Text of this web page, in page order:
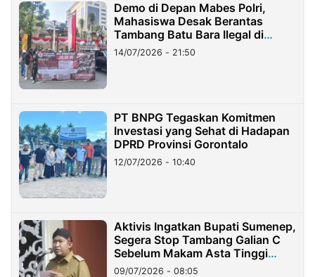
Demo di Depan Mabes Polri,
Mahasiswa Desak Berantas
Tambang Batu Bara Ilegal di
Lampung
14/07/2026 - 21:50
PT BNPG Tegaskan Komitmen
Investasi yang Sehat di Hadapan
DPRD Provinsi Gorontalo
12/07/2026 - 10:40
Aktivis Ingatkan Bupati Sumenep,
Segera Stop Tambang Galian C
Sebelum Makam Asta Tinggi
Longsor
09/07/2026 - 08:05